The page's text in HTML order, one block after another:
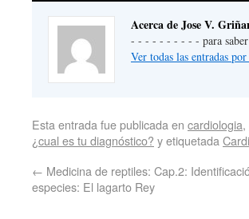
Acerca de Jose V.
- - - - - - - - - - para saber
Ver todas las entradas
Esta entrada fue publicada en cardiologia,
¿cual es tu diagnóstico? y etiquetada
← Medicina de reptiles: Cap.2:
especies: El lagarto Rey